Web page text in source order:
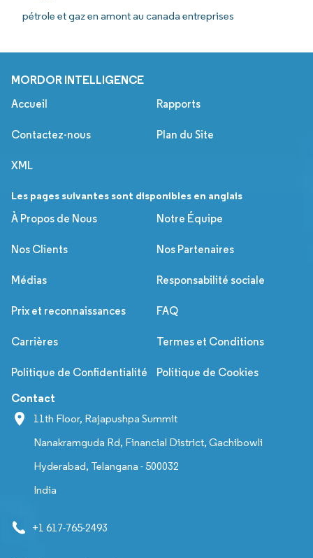
pétrole et gaz en amont au canada entreprises
MORDOR INTELLIGENCE
Accueil Rapports
Contactez-nous Plan du Site
XML
Les pages suivantes sont disponibles en anglais
À Propos de Nous
Notre Équipe
Nos Clients Nos Partenaires
Médias Responsabilité sociale
Prix et reconnaissances FAQ
Carrières Termes et Conditions
Politique de Confidentialité Politique de Cookies
Contact
11th Floor, Rajapushpa Summit
Nanakramguda Rd, Financial District, Gachibowli
Hyderabad, Telangana - 500032
India
+1 617-765-2493